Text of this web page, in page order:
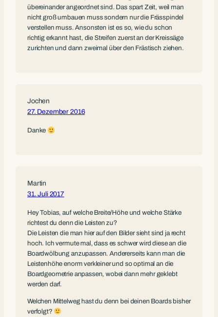
übereinander angeordnet sind. Das spart Zeit, weil man
nicht groß umbauen muss sondern nur die Frässpindel
verstellen muss. Ansonsten ist es so, wie du schon
richtig erkannt hast, die Streifen zuerst an der Kreissäge
zurichten und dann zweimal über den Frästisch ziehen.
Jochen
27. Dezember 2016
Danke
Martin
31. Juli 2017
Hey Tobias, auf welche Breite/Höhe und welche Stärke
richtest du denn die Leisten zu?
Die Leisten die man hier auf den Bilder sieht sind ja recht
hoch. Ich vermute mal, dass es schwer wird diese an die
Boardwölbung anzupassen. Andererseits kann man die
Leistenhöhe enorm verkleiner und so optimal an die
Boardgeometrie anpassen, wobei dann mehr geklebt
werden darf.
Welchen Mittelweg hast du denn bei deinen Boards bisher
verfolgt?